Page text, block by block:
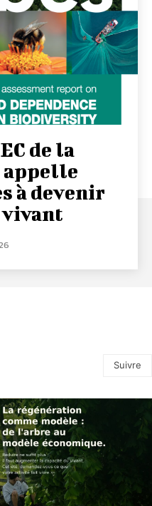
de la
appelle
à devenir
vivant
Suivre